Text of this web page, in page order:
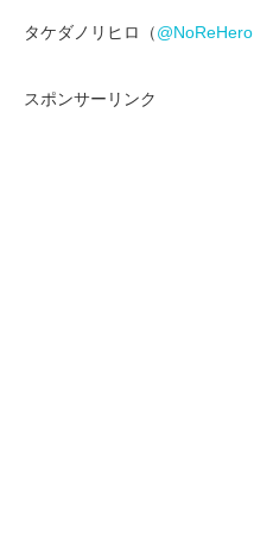
タケダノリヒロ（@NoReHero
スポンサーリンク